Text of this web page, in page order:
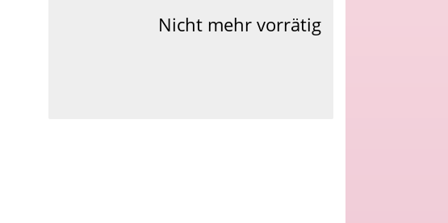
Nicht mehr vorrätig